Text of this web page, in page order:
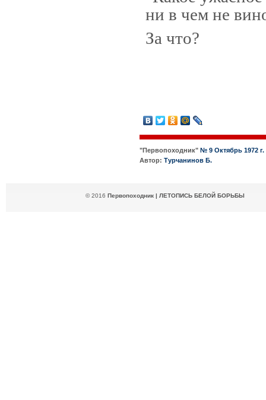
ни в чем не
За что?
"Первопоходник" № 9 Октябрь 1972 г.
Автор: Турчанинов Б.
© 2016 Первопоходник | ЛЕТОПИСЬ БЕЛОЙ БОРЬБЫ